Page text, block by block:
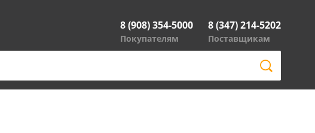
8 (908) 354-5000
Покупателям
8 (347) 214-5202
Поставщикам